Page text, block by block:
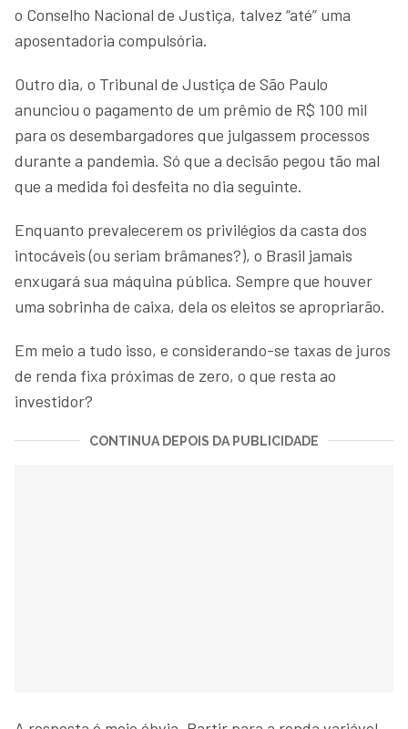
o Conselho Nacional de Justiça, talvez “até” uma
aposentadoria compulsória.
Outro dia, o Tribunal de Justiça de São Paulo
anunciou o pagamento de um prêmio de R$ 100 mil
para os desembargadores que julgassem processos
durante a pandemia. Só que a decisão pegou tão mal
que a medida foi desfeita no dia seguinte.
Enquanto prevalecerem os privilégios da casta dos
intocáveis (ou seriam brâmanes?), o Brasil jamais
enxugará sua máquina pública. Sempre que houver
uma sobrinha de caixa, dela os eleitos se apropriarão.
Em meio a tudo isso, e considerando-se taxas de juros
de renda fixa próximas de zero, o que resta ao
investidor?
CONTINUA DEPOIS DA PUBLICIDADE